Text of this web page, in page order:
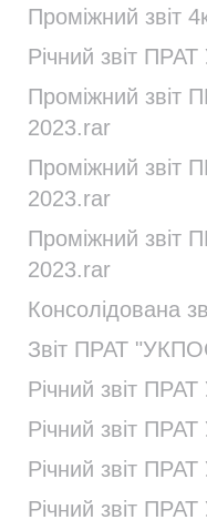
Проміжний звіт
Річний звіт
Проміжний звіт
2023.rar
Проміжний звіт
2023.rar
Проміжний звіт
2023.rar
Консолідована
Звіт ПРАТ
Річний звіт
Річний звіт
Річний звіт
Річний звіт